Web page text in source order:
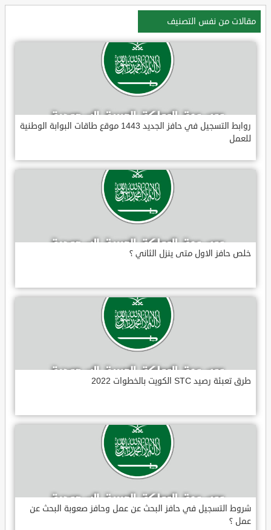
مقالات من نفس التصنيف
روابط التسجيل في حافز الجديد 1443 موقع طاقات البوابة الوطنية
للعمل
خلص حافز الاول متى ينزل الثاني ؟
طرق تعبئة رصيد STC الكويت بالخطوات 2022
شروط التسجيل في حافز البحث عن عمل وحافز صعوبة البحث عن
عمل ؟